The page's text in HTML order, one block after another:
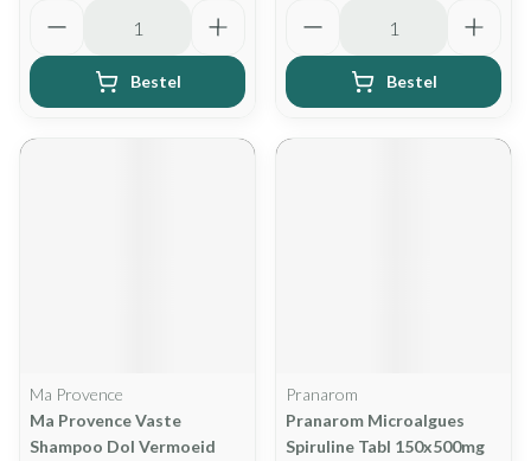
Bestel Bestel
Ma Provence
Ma Provence Vaste
Shampoo Dol Vermoeid
Pranarom
Pranarom Microalgues
Spiruline Tabl 150x500mg